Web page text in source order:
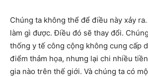
Chúng ta không thể để điều này xảy
làm gì được. Điều đó sẽ thay đổi.
thống y tế công cộng không cung cấp
điểm thảm họa, nhưng lại chi nhiều
gia nào trên thế giới. Và chúng ta có